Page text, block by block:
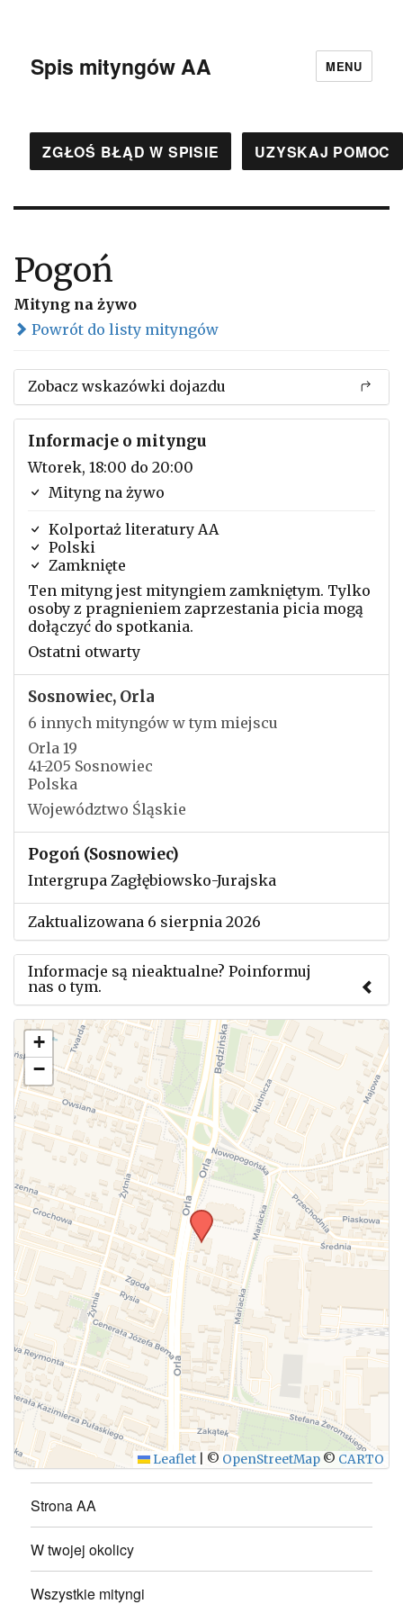
Spis mityngów AA MENU
ZGŁOŚ BŁĄD W SPISIE UZYSKAJ POMOC
Pogoń
Mityng na żywo
Powrót do listy mityngów
Zobacz wskazówki dojazdu
Informacje o mityngu
Wtorek, 18:00 do 20:00
Mityng na żywo
Kolportaż literatury AA
Polski
Zamknięte
Ten mityng jest mityngiem zamkniętym. Tylko
osoby z pragnieniem zaprzestania picia mogą
dołączyć do spotkania.
Ostatni otwarty
Sosnowiec, Orla
6 innych mityngów w tym miejscu
Orla 19
41-205 Sosnowiec
Polska
Województwo Śląskie
Pogoń (Sosnowiec)
Intergrupa Zagłębiowsko-Jurajska
Zaktualizowana 6 sierpnia 2026
Informacje są nieaktualne? Poinformuj
nas o tym.
Użyj tego formularza aby przesłać informację o
zmianach w powyższym mityngu.
WYŚLIJ
+
−
Leaflet © OpenStreetMap © CARTO
Strona AA
W twojej okolicy
Wszystkie mityngi